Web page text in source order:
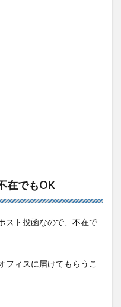
在でもOK
スト投函なので、不在で
フィスに届けてもらうこ